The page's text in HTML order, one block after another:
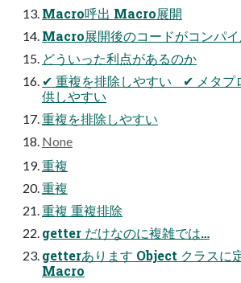
Macro呼出 Macro展開
Macro展開後のコードがコンパイ
どういった利点があるのか
✔ 重複を排除しやすい ✔ メタプ
供しやすい
重複を排除しやすい
None
重複
重複
重複 重複排除
getter だけなのに複雑では…
getterあります Object クラスに
Macro